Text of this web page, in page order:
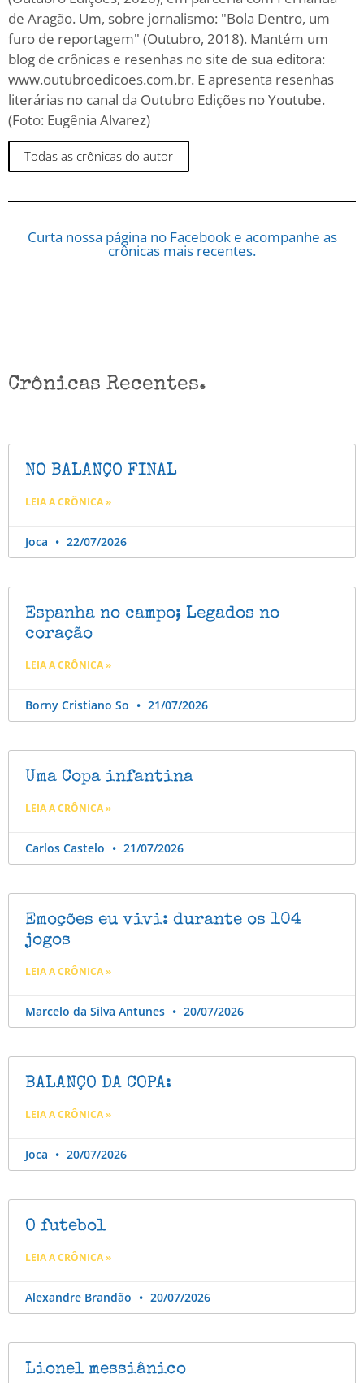
de Aragão. Um, sobre jornalismo: "Bola Dentro, um
furo de reportagem" (Outubro, 2018). Mantém um
blog de crônicas e resenhas no site de sua editora:
www.outubroedicoes.com.br. E apresenta resenhas
literárias no canal da Outubro Edições no Youtube.
(Foto: Eugênia Alvarez)
Todas as crônicas do autor
Curta nossa página no Facebook e acompanhe as
crônicas mais recentes.
Crônicas Recentes.
NO BALANÇO FINAL
LEIA A CRÔNICA »
Joca 22/07/2026
Espanha no campo; Legados no
coração
LEIA A CRÔNICA »
Borny Cristiano So 21/07/2026
Uma Copa infantina
LEIA A CRÔNICA »
Carlos Castelo 21/07/2026
Emoções eu vivi: durante os 104
jogos
LEIA A CRÔNICA »
Marcelo da Silva Antunes 20/07/2026
BALANÇO DA COPA:
LEIA A CRÔNICA »
Joca 20/07/2026
O futebol
LEIA A CRÔNICA »
Alexandre Brandão 20/07/2026
Lionel messiânico